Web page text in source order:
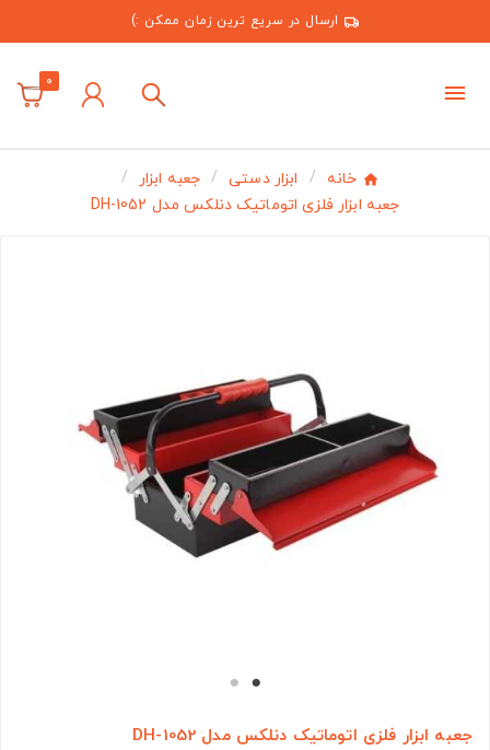
ارسال در سریع ترین زمان ممکن :)
0
خانه ابزار دستی
جعبه ابزار
جعبه ابزار فلزی اتوماتیک دنلکس مدل DH-1052
جعبه ابزار فلزی اتوماتیک دنلکس مدل DH-1052